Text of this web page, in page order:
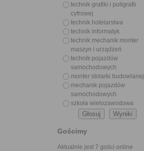
technik grafiki i poligrafii
cyfrowej
technik hotelarstwa
technik informatyk
technik mechanik monter
maszyn i urządzeń
technik pojazdów
samochodowych
monter stolarki budowlanej
mechanik pojazdów
samochodowych
szkoła wielozawodowa
Gościmy
Aktualnie jest 7 gości online